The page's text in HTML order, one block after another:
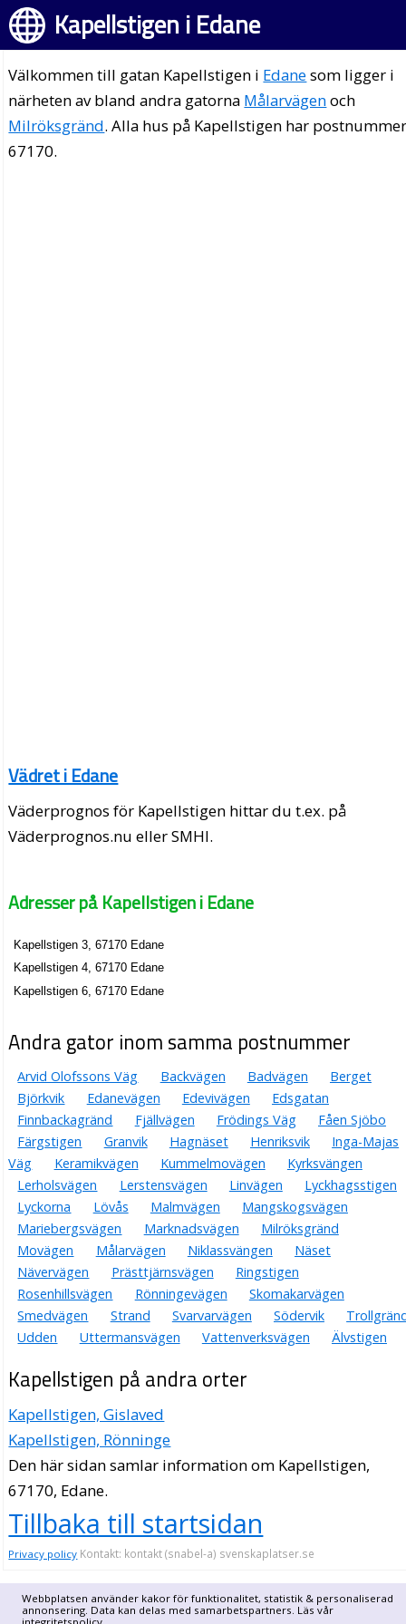
Webbplatsen använder kakor för funktionalitet, statistik & personaliserad
annonsering. Data kan delas med samarbetspartners. Läs vår
Kapellstigen i Edane
Välkommen till gatan Kapellstigen i Edanesom ligger i
närheten av bland andra gatorna Målarvägenoch
Milröksgränd. Alla hus på Kapellstigen har
67170.
Vädret i Edane
Väderprognos för Kapellstigen hittar du t.ex. på
Väderprognos.nu eller SMHI.
Adresser på Kapellstigen i Edane
Kapellstigen 3, 67170 Edane
Kapellstigen 4, 67170 Edane
Kapellstigen 6, 67170 Edane
Andra gator inom samma postnummer
Arvid Olofssons Väg Backvägen Badvägen
Berget
Björkvik
Edanevägen Edevivägen
Edsgatan
Finnbackagränd
Fjällvägen Frödings Väg
Fåen Sjöbo
Färgstigen
Granvik Hagnäset Henriksvik
Inga-Majas
Väg
Keramikvägen Kummelmovägen
Kyrksvängen
Lerholsvägen
Lerstensvägen Linvägen
Lyckhagsstigen
Lyckorna
Lövås Malmvägen
Mangskogsvägen
Mariebergsvägen
Marknadsvägen
Milröksgränd
Movägen
Målarvägen Niklassvängen
Näset
Nävervägen
Prästtjärnsvägen
Ringstigen
Rosenhillsvägen
Rönningevägen
Skomakarvägen
Smedvägen
Strand Svarvarvägen Södervik
Udden
Uttermansvägen Vattenverksvägen Älvstigen
Kapellstigen på andra orter
Kapellstigen, Gislaved
Kapellstigen, Rönninge
Den här sidan samlar information om Kapellstigen,
67170, Edane.
Tillbaka till startsidan
Privacy policy Kontakt: kontakt (snabel-a) svenskaplatser.se